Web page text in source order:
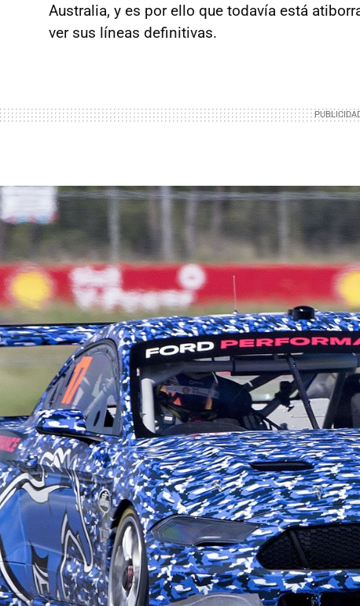
Australia, y es por ello que todavía está
ver sus líneas definitivas.